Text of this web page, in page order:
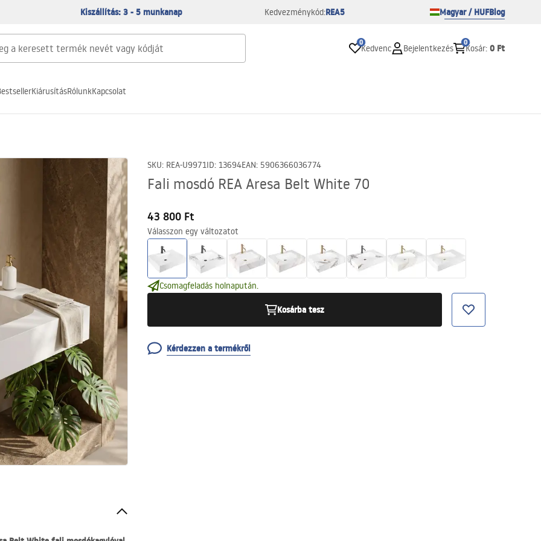
Kiszállítás: 3 - 5 munkanap Kedvezménykód:REA5 Magyar / HUFBlog
0
Kedvenc Bejelentkezés
0
Kosár: 0 Ft
KiárusításRólunkKapcsolat
SKU: REA-U9971ID: 13694EAN: 5906366036774
Fali mosdó REA Aresa Belt White 70
43 800 Ft
Válasszon egy változatot
Csomagfeladás holnapután.
Kosárba tesz
Kérdezzen a termékről